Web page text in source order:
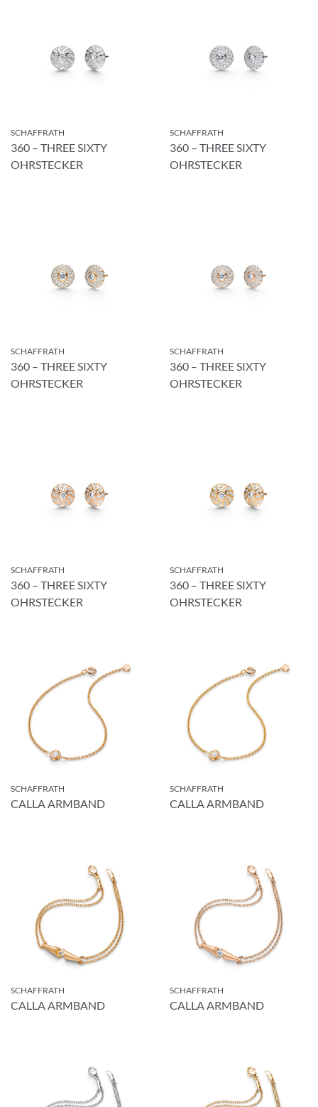
SCHAFFRATH
360 – THREE SIXTY
OHRSTECKER
SCHAFFRATH
360 – THREE SIXTY
OHRSTECKER
SCHAFFRATH
360 – THREE SIXTY
OHRSTECKER
SCHAFFRATH
360 – THREE SIXTY
OHRSTECKER
SCHAFFRATH
360 – THREE SIXTY
OHRSTECKER
SCHAFFRATH
360 – THREE SIXTY
OHRSTECKER
SCHAFFRATH
CALLA ARMBAND
SCHAFFRATH
CALLA ARMBAND
SCHAFFRATH
CALLA ARMBAND
SCHAFFRATH
CALLA ARMBAND
ANMELDUNG ZUM
NEWSLETTER
Anrede
E-Mail-Adresse